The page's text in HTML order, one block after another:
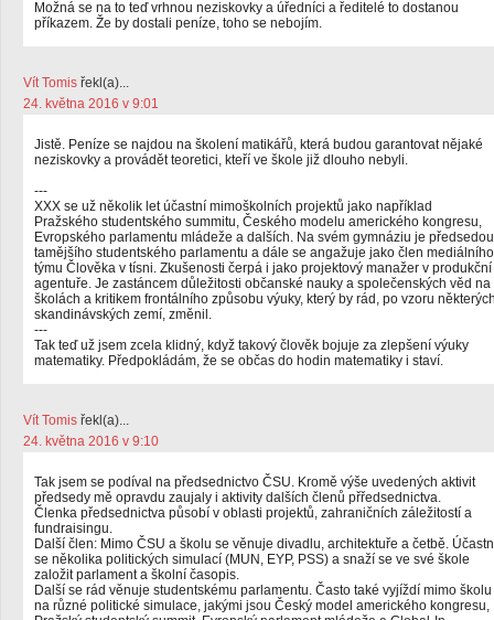
Možná se na to teď vrhnou neziskovky a úředníci a ředitelé to dostanou
příkazem. Že by dostali peníze, toho se nebojím.
Vít Tomis řekl(a)...
24. května 2016 v 9:01
Jistě. Peníze se najdou na školení matikářů, která budou garantovat nějaké
neziskovky a provádět teoretici, kteří ve škole již dlouho nebyli.
---
XXX se už několik let účastní mimoškolních projektů jako například
Pražského studentského summitu, Českého modelu amerického kongresu,
Evropského parlamentu mládeže a dalších. Na svém gymnáziu je předsedou
tamějšího studentského parlamentu a dále se angažuje jako člen mediálního
týmu Člověka v tísni. Zkušenosti čerpá i jako projektový manažer v produkční
agentuře. Je zastáncem důležitosti občanské nauky a společenských věd na
školách a kritikem frontálního způsobu výuky, který by rád, po vzoru
skandinávských zemí, změnil.
---
Tak teď už jsem zcela klidný, když takový člověk bojuje za zlepšení výuky
matematiky. Předpokládám, že se občas do hodin matematiky i staví.
Vít Tomis řekl(a)...
24. května 2016 v 9:10
Tak jsem se podíval na předsednictvo ČSU. Kromě výše uvedených aktivit
předsedy mě opravdu zaujaly i aktivity dalších členů přředsednictva.
Členka předsednictva působí v oblasti projektů, zahraničních záležitostí a
fundraisingu.
Další člen: Mimo ČSU a školu se věnuje divadlu, architektuře a četbě.
se několika politických simulací (MUN, EYP, PSS) a snaží se ve své škole
založit parlament a školní časopis.
Další se rád věnuje studentskému parlamentu. Často také vyjíždí mimo školu
na různé politické simulace, jakými jsou Český model amerického kongresu,